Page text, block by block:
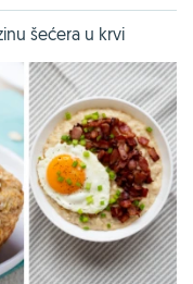
šećera u krvi